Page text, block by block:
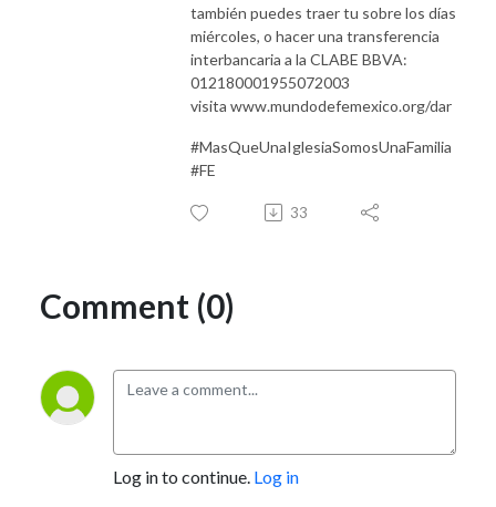
también puedes traer tu sobre los días
miércoles, o hacer una transferencia
interbancaria a la CLABE BBVA:
012180001955072003
visita www.mundodefemexico.org/dar
#MasQueUnaIglesiaSomosUnaFamilia
#FE
33
Comment (0)
Log in to continue. Log in